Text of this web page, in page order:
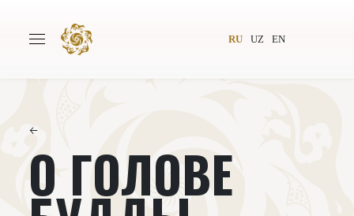
RU UZ EN
Всемирное общество
Издательство
←
О ГОЛОВЕ